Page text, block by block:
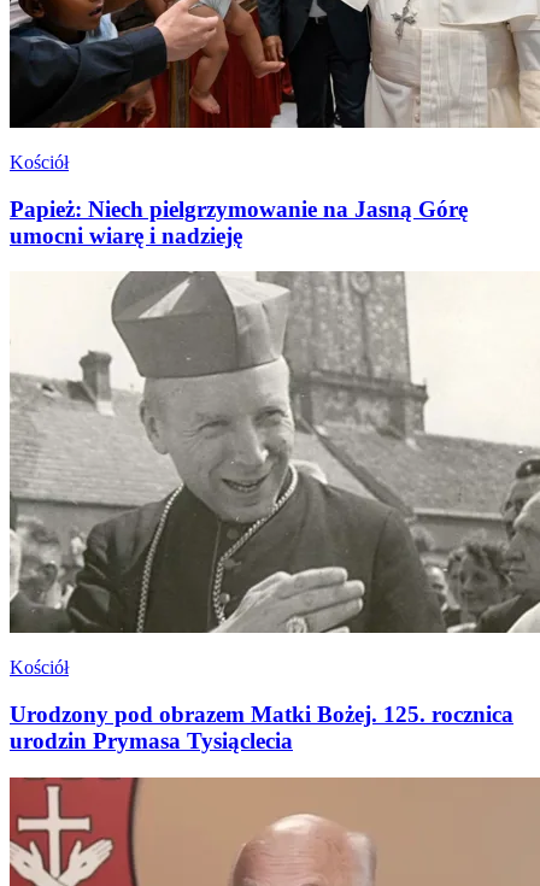
Kościół
Papież: Niech pielgrzymowanie na Jasną Górę
umocni wiarę i nadzieję
Kościół
Urodzony pod obrazem Matki Bożej. 125. rocznica
urodzin Prymasa Tysiąclecia